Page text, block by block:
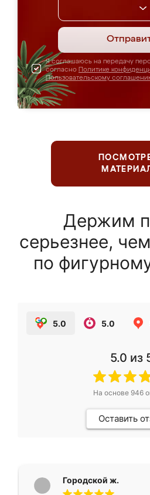
Я соглашаюсь на передачу
согласно Политике
Пользовательскому
Держим
серьезнее,
по
5.0 5.0
5.0 из
На основе 946
Оставить
Городской ж.